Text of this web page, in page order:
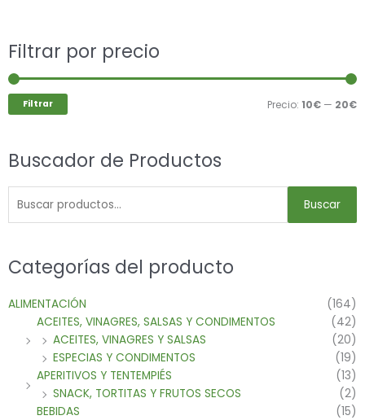
Filtrar por precio
Filtrar Precio: 10€ — 20€
Buscador de Productos
Buscar
Buscar
Categorías del producto
ALIMENTACIÓN
(164)
ACEITES, VINAGRES, SALSAS Y CONDIMENTOS
(42)
ACEITES, VINAGRES Y SALSAS
(20)
ESPECIAS Y CONDIMENTOS
(19)
APERITIVOS Y TENTEMPIÉS
(13)
SNACK, TORTITAS Y FRUTOS SECOS
(2)
BEBIDAS
(15)